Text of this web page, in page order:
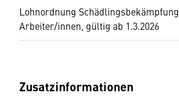
Lohnordnung Schädlingsbekämpfung,
Arbeiter/innen, gültig ab 1.3.2026
Zusatzinformationen